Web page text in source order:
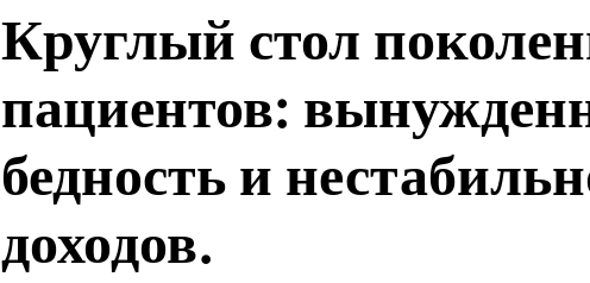
Круглый стол
пациентов:
бедность и
доходов.